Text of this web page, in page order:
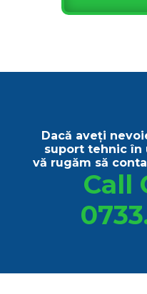
Dacă aveți
suport tehnic în
vă rugăm să
Call